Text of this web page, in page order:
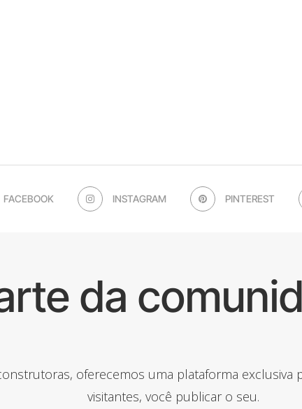
FACEBOOK INSTAGRAM PINTEREST
da
oferecemos uma plataforma
visitantes, você publicar o seu.